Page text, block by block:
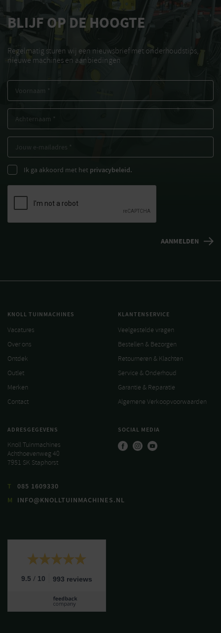
BLIJF OP DE HOOGTE
Regelmatig sturen wij een nieuwsbrief met onderhoudstips,
nieuwe machines en aanbiedingen
Ik ga akkoord met het privacybeleid.
KNOLL TUINMACHINES
Vacatures
Over ons
Ontdek
Outlet
Merken
Contact
KLANTENSERVICE
Veelgestelde vragen
Bestellen & Bezorgen
Retourneren & Klachten
Service & Onderhoud
Garantie & Reparatie
Algemene Verkoopvoorwaarden
ADRESGEGEVENS
Knoll Tuinmachines
Achthoevenweg 40
7951 SK Staphorst
T
085 1609330
M
INFO@KNOLLTUINMACHINES.NL
SOCIAL MEDIA
9.5 / 10 993 reviews